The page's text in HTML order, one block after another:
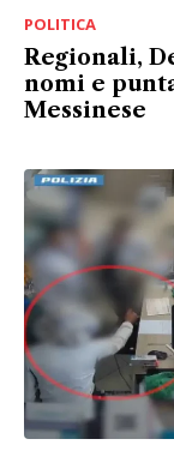
POLITICA
Regionali,
nomi e
Messinese